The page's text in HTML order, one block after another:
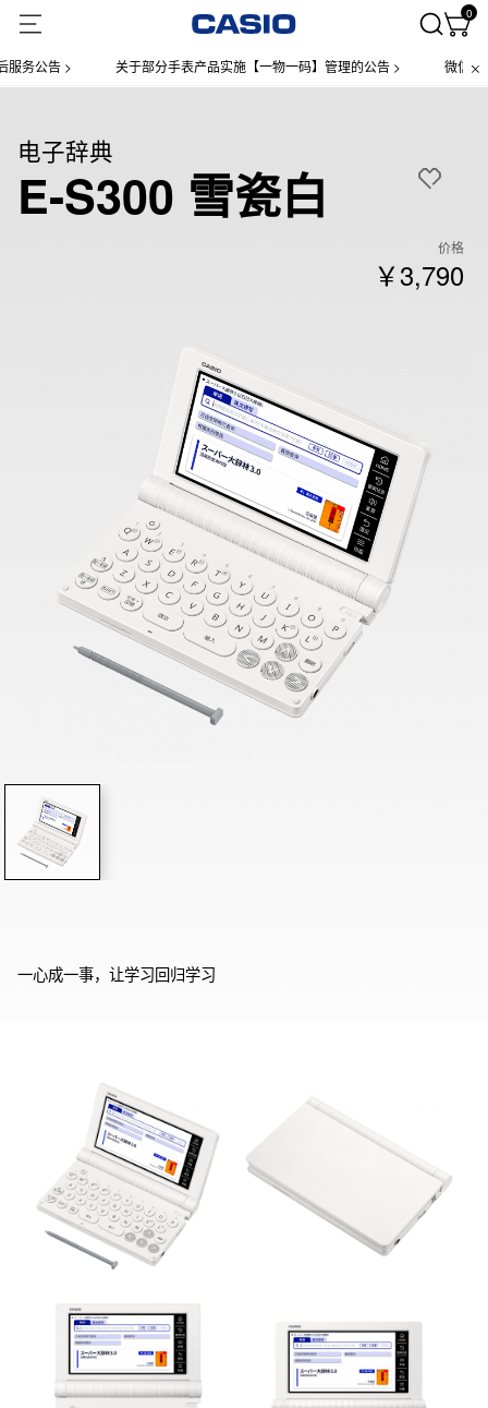
0
告 > 关于部分手表产品实施【一物一码】管理的公告 > 微信小程序
电子辞典
E-S300 雪瓷白
价格
￥3,790
一心成一事，让学习回归学习